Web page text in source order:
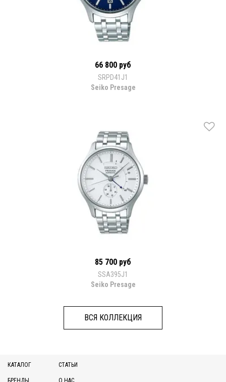
66 800 руб
SRPD41J1
Seiko Presage
85 700 руб
SSA395J1
Seiko Presage
ВСЯ КОЛЛЕКЦИЯ
КАТАЛОГ
БРЕНДЫ
СТАТЬИ
О НАС